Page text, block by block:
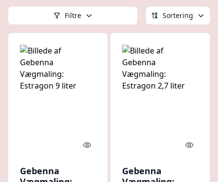
Filtre Sortering
Quick look
Gebenna
Quick
Gebenna